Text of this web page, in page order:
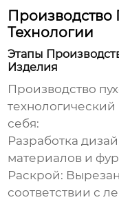
Производство
Технологии
Этапы
Изделия
Производство
себя:
Разработка
материалов и
Раскрой:
соответствии с